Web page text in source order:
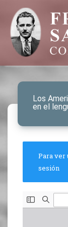
Los
en el
Para ver
sesión